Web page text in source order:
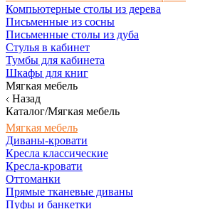
Компьютерные столы из дерева
Письменные из сосны
Письменные столы из дуба
Стулья в кабинет
Тумбы для кабинета
Шкафы для книг
Мягкая мебель
Назад
Каталог/Мягкая мебель
Мягкая мебель
Диваны-кровати
Кресла классические
Кресла-кровати
Оттоманки
Прямые тканевые диваны
Пуфы и банкетки